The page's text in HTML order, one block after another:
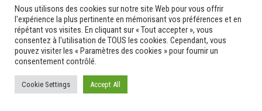
Video
vidététladjéko
Vie Municipale
Viechere
vigilanceROUGE
Village artisanal
Nous utilisons des cookies sur notre site Web pour vous offrir
l'expérience la plus pertinente en mémorisant vos préférences et en
répétant vos visites. En cliquant sur « Tout accepter », vous
consentez à l'utilisation de TOUS les cookies. Cependant, vous
pouvez visiter les « Paramètres des cookies » pour fournir un
consentement contrôlé.
Cookie Settings Accept All